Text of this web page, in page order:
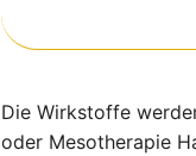
Die Wirkstoffe
oder Mesotherapie